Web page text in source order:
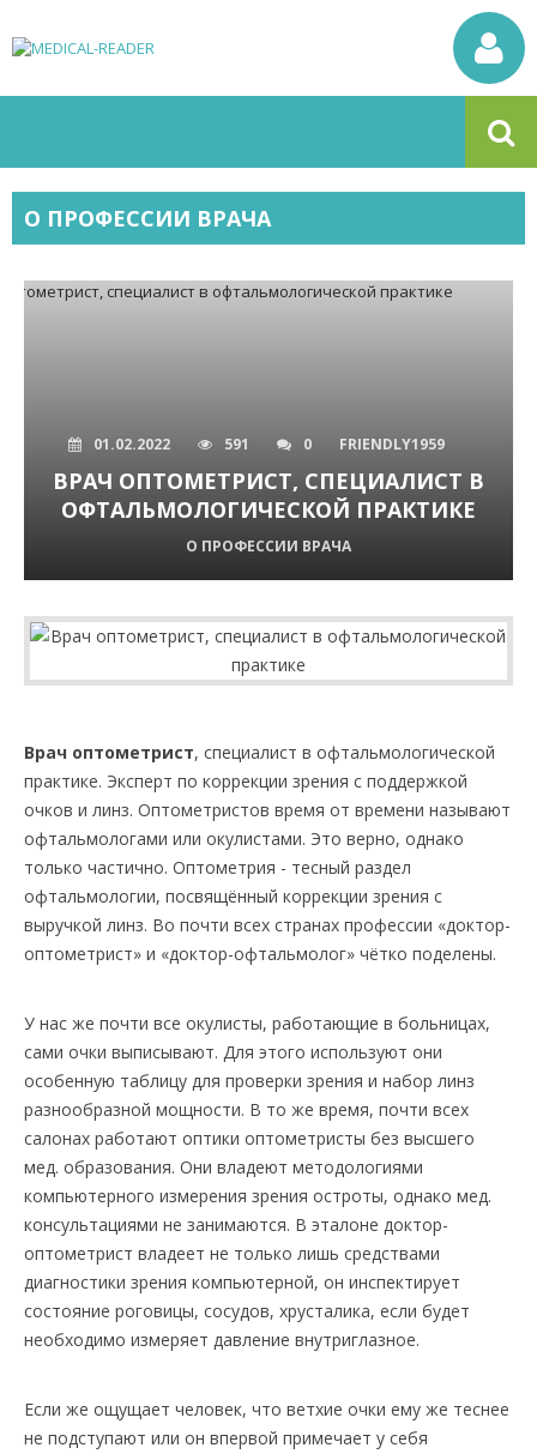
О ПРОФЕССИИ ВРАЧА
01.02.2022 591 0 FRIENDLY1959
ВРАЧ ОПТОМЕТРИСТ, СПЕЦИАЛИСТ В
ОФТАЛЬМОЛОГИЧЕСКОЙ ПРАКТИКЕ
О ПРОФЕССИИ ВРАЧА
Врач оптометрист, специалист в офтальмологической
практике. Эксперт по коррекции зрения с поддержкой
очков и линз. Оптометристов время от времени называют
офтальмологами или окулистами. Это верно, однако
только частично. Оптометрия - тесный раздел
офтальмологии, посвящённый коррекции зрения с
выручкой линз. Во почти всех странах профессии «доктор-
оптометрист» и «доктор-офтальмолог» чётко поделены.
У нас же почти все окулисты, работающие в больницах,
сами очки выписывают. Для этого используют они
особенную таблицу для проверки зрения и набор линз
разнообразной мощности. В то же время, почти всех
салонах работают оптики оптометристы без высшего
мед. образования. Они владеют методологиями
компьютерного измерения зрения остроты, однако мед.
консультациями не занимаются. В эталоне доктор-
оптометрист владеет не только лишь средствами
диагностики зрения компьютерной, он инспектирует
состояние роговицы, сосудов, хрусталика, если будет
необходимо измеряет давление внутриглазное.
Если же ощущает человек, что ветхие очки ему же теснее
не подступают или он впервой примечает у себя